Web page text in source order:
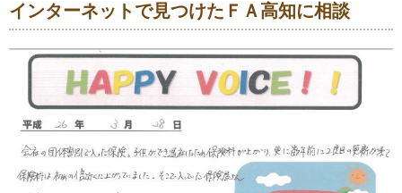
インターネットで見つけたＦＡ高知に相談